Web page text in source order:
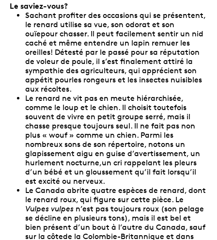
Le saviez-vous?
Sachant profiter des occasions qui se présentent,
le renard utilise sa vue, son odorat et son
ouïepour chasser. Il peut facilement sentir un nid
caché et même entendre un lapin remuer les
oreilles! Détesté par le passé pour sa réputation
de voleur de poule, il s’est finalement attiré la
sympathie des agriculteurs, qui apprécient son
appétit pourles rongeurs et les insectes nuisibles
aux récoltes.
Le renard ne vit pas en meute hiérarchisée,
comme le loup et le chien. Il choisit toutefois
souvent de vivre en petit groupe serré, mais il
chasse presque toujours seul. Il ne fait pas non
plus « wouf » comme un chien. Parmi les
nombreux sons de son répertoire, notons un
glapissement aigu en guise d’avertissement, un
hurlement nocturne,un cri rappelant les pleurs
d’un bébé et un gloussement qu’il fait lorsqu’il
est excité ou nerveux.
Le Canada abrite quatre espèces de renard, dont
le renard roux, qui figure sur cette pièce. Le
Vulpes vulpes n’est pas toujours roux (son pelage
se décline en plusieurs tons), mais il est bel et
bien présent d’un bout à l’autre du Canada, sauf
sur la côtede la Colombie-Britannique et dans